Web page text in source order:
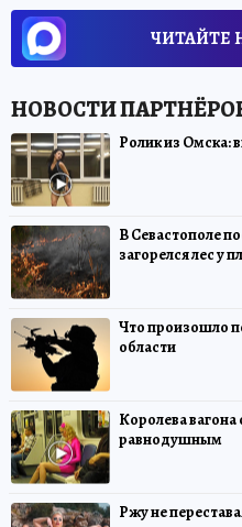
ЧИТАЙТЕ
Ролик из Омска:
В Севастополе
загорелся лес у
Что произошло
области
Королева
равнодушным
Ржу не